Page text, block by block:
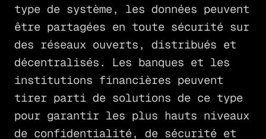
type de système, les données peuvent
être partagées en toute sécurité sur
des réseaux ouverts, distribués et
décentralisés. Les banques et les
institutions financières peuvent
tirer parti de solutions de ce type
pour garantir les plus hauts niveaux
de confidentialité, de sécurité et